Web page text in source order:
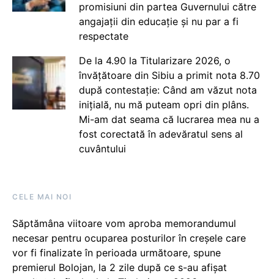
promisiuni din partea Guvernului către
angajații din educație și nu par a fi
respectate
De la 4.90 la Titularizare 2026, o
învățătoare din Sibiu a primit nota 8.70
după contestație: Când am văzut nota
inițială, nu mă puteam opri din plâns.
Mi-am dat seama că lucrarea mea nu a
fost corectată în adevăratul sens al
cuvântului
CELE MAI NOI
Săptămâna viitoare vom aproba memorandumul
necesar pentru ocuparea posturilor în creșele care
vor fi finalizate în perioada următoare, spune
premierul Bolojan, la 2 zile după ce s-au afișat